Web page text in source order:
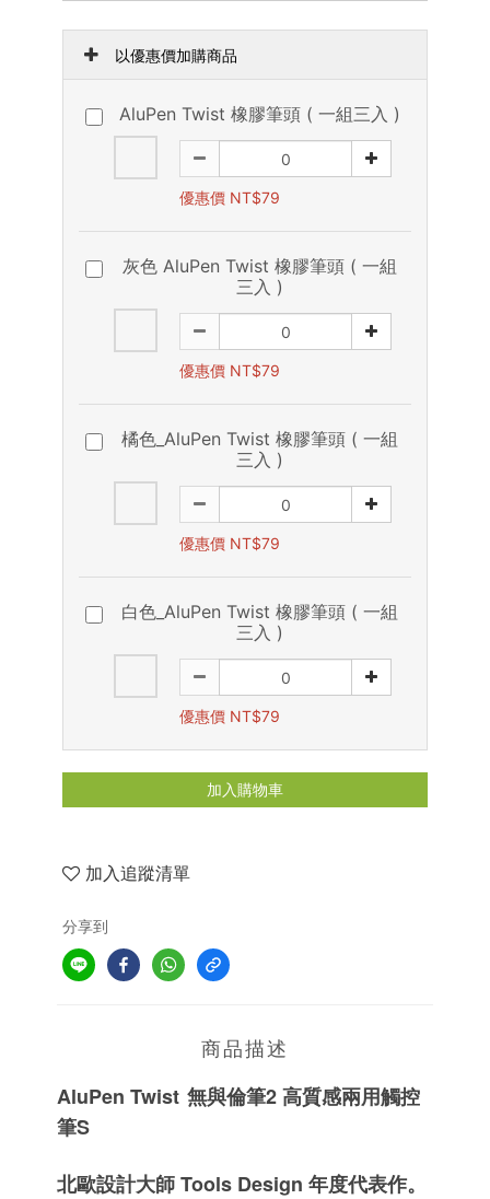
以優惠價加購商品
AluPen Twist 橡膠筆頭 ( 一組三入 )
優惠價 NT$79
灰色 AluPen Twist 橡膠筆頭 ( 一組
三入 )
優惠價 NT$79
橘色_AluPen Twist 橡膠筆頭 ( 一組
三入 )
優惠價 NT$79
白色_AluPen Twist 橡膠筆頭 ( 一組
三入 )
優惠價 NT$79
加入購物車
加入追蹤清單
分享到
商品描述
AluPen Twist 無與倫筆2 高質感兩用觸控
筆S
北歐設計大師 Tools Design 年度代表作。